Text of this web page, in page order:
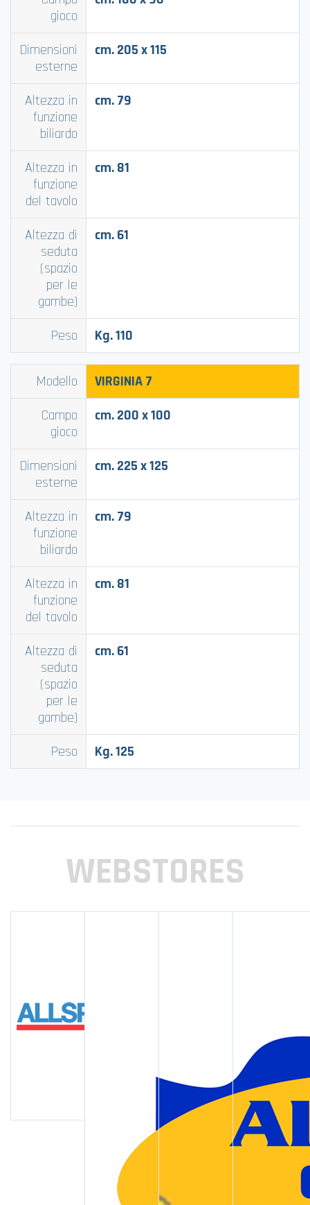
gioco
Dimensioni
esterne
cm. 205 x 115
Altezza in
funzione
biliardo
cm. 79
Altezza in
funzione
del tavolo
cm. 81
Altezza di
seduta
(spazio
per le
gambe)
cm. 61
Peso Kg. 110
Modello VIRGINIA7
Campo
gioco
cm. 200 x 100
Dimensioni
esterne
cm. 225 x 125
Altezza in
funzione
biliardo
cm. 79
Altezza in
funzione
del tavolo
cm. 81
Altezza di
seduta
(spazio
per le
gambe)
cm. 61
Peso Kg. 125
WEBSTORES